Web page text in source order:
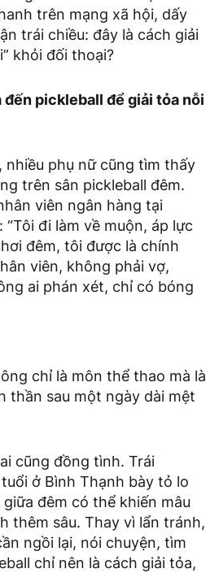
trên mạng xã hội, dấy
trái chiều: đây là cách giải
khỏi đối thoại?
pickleball để giải tỏa nỗi
nhiều phụ nữ cũng tìm thấy
trên sân pickleball đêm.
viên ngân hàng tại
“Tôi đi làm về muộn, áp lực
đêm, tôi được là chính
viên, không phải vợ,
ai phán xét, chỉ có bóng
chỉ là môn thể thao mà là
thần sau một ngày dài mệt
cũng đồng tình. Trái
ở Bình Thạnh bày tỏ lo
giữa đêm có thể khiến mâu
thêm sâu. Thay vì lẩn tránh,
ngồi lại, nói chuyện, tìm
chỉ nên là cách giải tỏa,